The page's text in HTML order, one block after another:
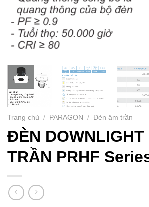
Trang chủ / PARAGON / Đèn âm trần
ĐÈN DOWNLIGHT
TRẦN PRHF